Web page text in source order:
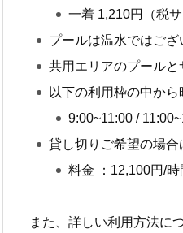
一着 1,210円（税
プールは温水ではご
共用エリアのプール
以下の利用枠の中か
9:00~11:00 /
貸し切りご希望の場
料金 ：12,100円/時
また、詳しい利用方法に